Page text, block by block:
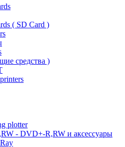
( SD Card )
средства )
plotter
- DVD+-R,RW и аксессуары